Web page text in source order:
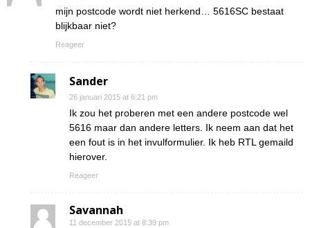
mijn postcode wordt niet herkend… 5616SC bestaat
blijkbaar niet?
Reageer
Sander
26 januari 2015 at 6:21 pm
Ik zou het proberen met een andere postcode wel
5616 maar dan andere letters. Ik neem aan dat het
een fout is in het invulformulier. Ik heb RTL gemaild
hierover.
Reageer
Savannah
11 december 2015 at 8:39 pm